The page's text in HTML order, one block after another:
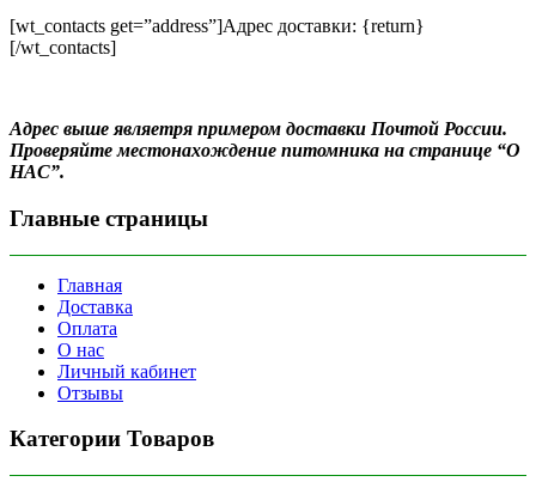
[wt_contacts get=”address”]Адрес доставки: {return}
[/wt_contacts]
Адрес выше являетря примером доставки Почтой России.
Проверяйте местонахождение питомника на странице “О
НАС”.
Главные страницы
Главная
Доставка
Оплата
О нас
Личный кабинет
Отзывы
Категории Товаров